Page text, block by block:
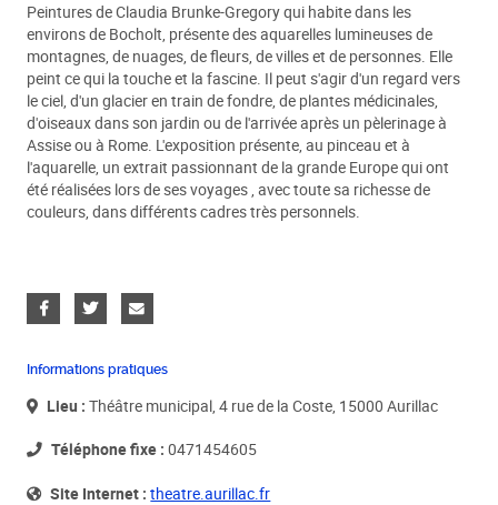
Peintures de Claudia Brunke-Gregory qui habite dans les
environs de Bocholt, présente des aquarelles lumineuses de
montagnes, de nuages, de fleurs, de villes et de personnes. Elle
peint ce qui la touche et la fascine. Il peut s'agir d'un regard vers
le ciel, d'un glacier en train de fondre, de plantes médicinales,
d'oiseaux dans son jardin ou de l'arrivée après un pèlerinage à
Assise ou à Rome. L'exposition présente, au pinceau et à
l'aquarelle, un extrait passionnant de la grande Europe qui ont
été réalisées lors de ses voyages , avec toute sa richesse de
couleurs, dans différents cadres très personnels.
Informations pratiques
Lieu : Théâtre municipal, 4 rue de la Coste, 15000 Aurillac
Téléphone fixe : 0471454605
Site Internet : theatre.aurillac.fr